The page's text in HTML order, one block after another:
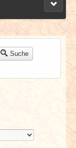
Suche